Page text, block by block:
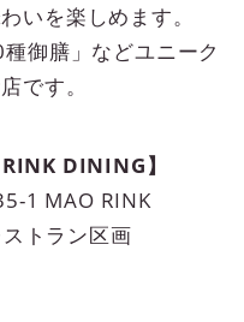
いを楽しめます。
御膳」などユニーク
です。
DINING】
1 MAO RINK
トラン区画